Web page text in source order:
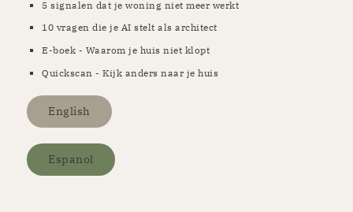
5 signalen dat je woning niet meer werkt
10 vragen die je AI stelt als architect
E-boek - Waarom je huis niet klopt
Quickscan - Kijk anders naar je huis
English
Espanol